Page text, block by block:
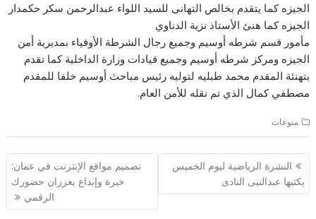
الجيزه كما يتقدم بخالص التهانى للسيد اللواء عبدالرحمن سكر حكمدار
الجيزه كما هنئ الأستاذ نزية الدناوي
مأمور قسم شرطه أوسيم وجميع رجال الشرطة الأوفياء بمديرية أمن
الجيزه ومركز شرطه أوسيم وجميع قيادات وزارة الداخلية كما تقدم
بتهنئة المقدم محمد طبليه لتوليه رئيس مباحث أوسيم خلفا للمقدم
مصطفي كمال الذي تم نقله للأمن العام.
منوعات
تصفّح
المقالات
النشرة الرياضية ليوم الخميس
يكتبها عبدالنبى النادى
تصميم مواقع الإنترنت في عمان:
خبرة وإبداع يعززان حضورك
الرقمي